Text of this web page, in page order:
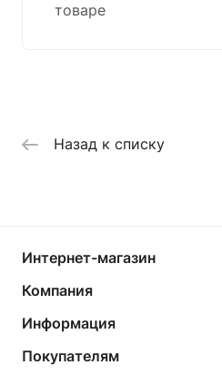
товаре
Назад к списку
Интернет-магазин
Компания
Информация
Покупателям